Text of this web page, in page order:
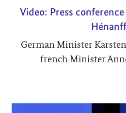
Video: Press
Hénanff
German Minister
french Minister